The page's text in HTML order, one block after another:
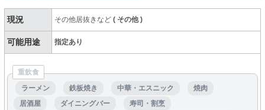
現況 その他居抜きなど( その他)
可能用途 指定あり
重飲食
ラーメン
鉄板焼き 中華・エスニック
焼肉
居酒屋
ダイニングバー
寿司・割烹